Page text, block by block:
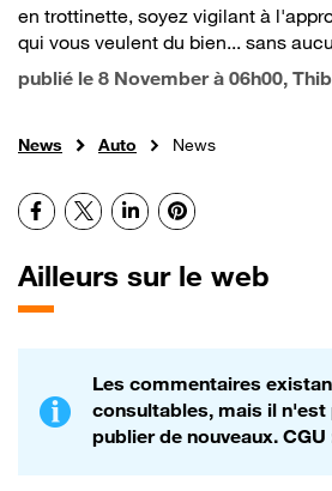
en trottinette, soyez vigilant à
qui vous veulent du bien... sans
publié le 8 November à 06h00,
News Auto News
Facebook
X LinkedInPinterest
Ailleurs sur le web
Les commentaires
consultables, mais il
publier de nouveaux. CGU